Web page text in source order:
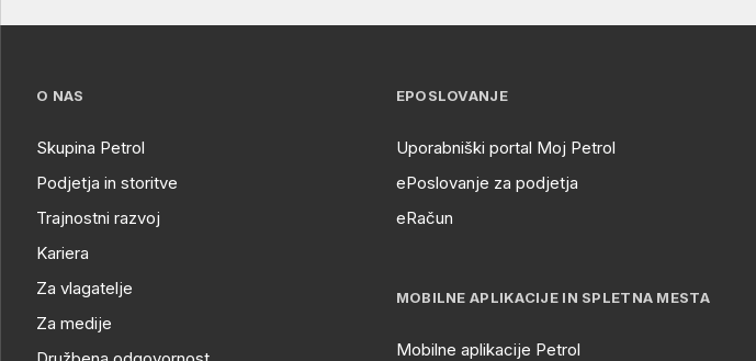
O NAS
Skupina Petrol
Podjetja in storitve
Trajnostni razvoj
Kariera
Za vlagatelje
Za medije
EPOSLOVANJE
Uporabniški portal Moj Petrol
ePoslovanje za podjetja
eRačun
MOBILNE APLIKACIJE IN SPLETNA MESTA
Mobilne aplikacije Petrol